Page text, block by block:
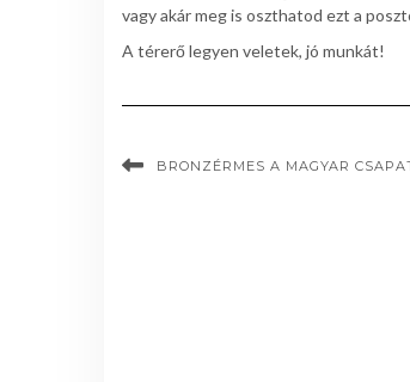
vagy akár meg is oszthatod ezt a
A térerő legyen veletek, jó munkát!
BRONZÉRMES A MAGYAR